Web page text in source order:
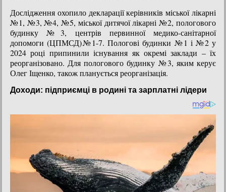
Дослідження охопило декларації керівників міської лікарні
№1, №3, №4, №5, міської дитячої лікарні №2, пологового
будинку №3, центрів первинної медико-санітарної
допомоги (ЦПМСД)№1-7. Пологові будинки №1 і №2 у
2024 році припинили існування як окремі заклади – їх
реорганізовано. Для пологового будинку №3, яким керує
Олег Іщенко, також планується реорганізація.
Доходи: підприємці в родині та зарплатні лідери